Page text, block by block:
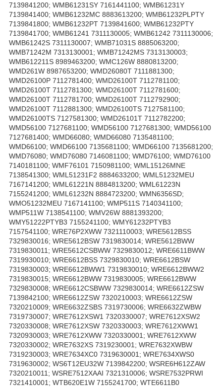
7139841200; WMB61231SY 7161441100; WMB61231Y
7139841400; WMB61232MC 8883613200; WMB61232PLPTY
7139841800; WMB61232PT 7139841600; WMB61232PTY
7139841700; WMB61241 7311130005; WMB61242 7311130006;
WMB61242S 7311130007; WMB71031S 8885063200;
WMB71242M 7313130001; WMB71242MS 7313130003;
WMB612211S 8989463200; WMC126W 8880813200;
WMD261W 8987653200; WMD26080T 7111881300;
WMD26100P 7112781400; WMD26100T 7112781100;
WMD26100T 7112781300; WMD26100T 7112781600;
WMD26100T 7112781700; WMD26100T 7112792900;
WMD26100T 7112881300; WMD26100TS 7127581100;
WMD26100TS 7127581300; WMD26101T 7112782200;
WMD56100 7127681100; WMD56100 7127681300; WMD56100
7127681400; WMD66080; WMD66080 7135481100;
WMD66100; WMD66100 7135681100; WMD66100 7135681200;
WMD76080; WMD76080 7146081100; WMD76100; WMD76100
7140181100; WMF76101 7150981100; WML15126MNE
7138541300; WML51231F2 8884633200; WML51232MEU
7167141200; WML61221N 8884813200; WML61223N
7155241200; WML61232N 8884723200; WMN6356SD;
WMO51232MEU 7167141100; WMP511S 7140341100;
WMP511W 7138541100; WMV26W 8881393200;
WMY51222PTYB3 7155241100; WMY61232PTYB3
7157541100; WRE76P2XWW 7321110003; WRE5612BSS
7329830016; WRE5612BSW 7319830014; WRE5612BWW
7319830011; WRE5612CSBWW 7329830012; WRE6611BWW
7319930010; WRE6612BSS 7329830010; WRE6612BSW
7319830003; WRE6612BWW1 7319830010; WRE6612BWW2
7319830015; WRE6612BWW 7319830005; WRE6612BWW
7329830008; WRE6612CSBWW 7329830014; WRE6612ZSW
7139842100; WRE6612ZSW 7320210003; WRE6612ZSW
7320210009; WRE6632ZSBS 7319730006; WRE6632ZWBW
7319730007; WRE7612XSW1 7320330007; WRE7612XSW2
7320330008; WRE7612XSW 7320330003; WRE7612XWW1
7320930003; WRE7612XWW 7320330001; WRE7612XWW
7320330002; WRE7632XS 7319230001; WRE7632XWBW
7319230003; WRE7634XC0 7319630001; WRE7634XWS0
7319630002; WS6T12EU32W 7139842200; WSRE6H612ZAW
7320210011; WSRE7512XAAI 7321310006; WSRE7532PRWI
7321410001; WTB620E1W 7155241700; WTE6611B0